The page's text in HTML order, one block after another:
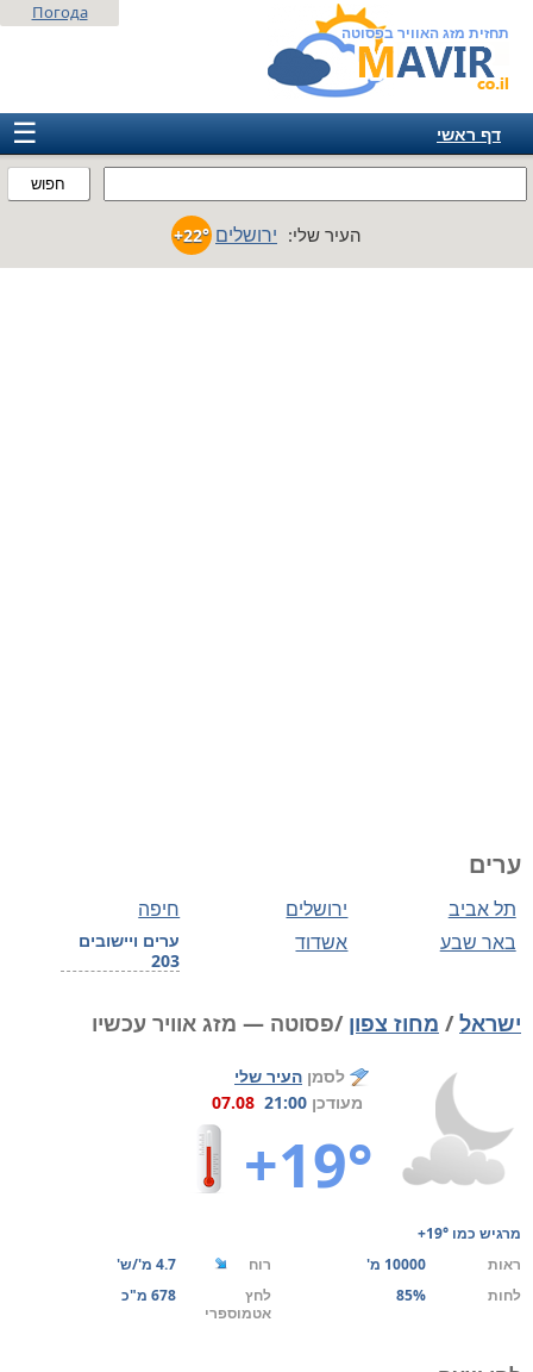
תחזית מזג האוויר בפסוטה
חפוש
Погода
☰
דף ראשי
אמריקה
העיר שלי: ירושלים +22°
ערים
חיפה ירושלים תל אביב
ערים ויישובים
203
אשדוד באר שבע
ישראל/ מחוז צפון /פסוטה — מזג אוויר עכשיו
לסמן העיר שלי
מעודכן 21:00
07.08
+19°
מרגיש כמו +19°
ראות
10000 מ' רוח
4.7 מ'/ש'
לחות
85%
לחץ
אטמוספרי
678 מ"כ